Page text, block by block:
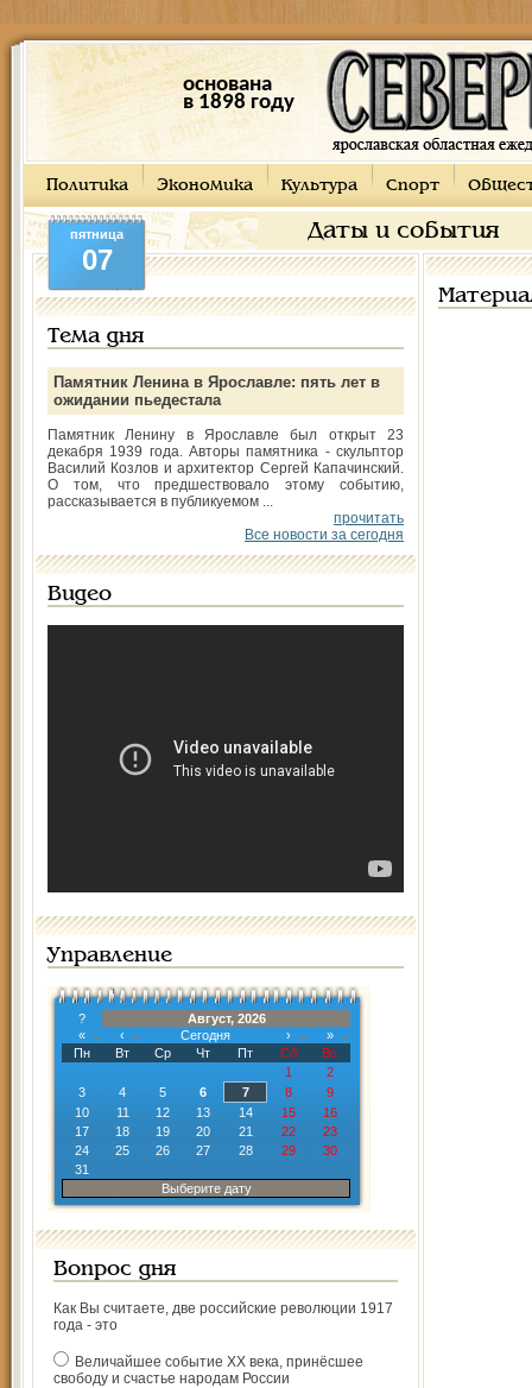
основана
в 1898 году
Политика Экономика Культура Спорт
Даты и события
пятница
07
Тема дня
Памятник Ленина в Ярославле: пять лет в
ожидании пьедестала
Памятник Ленину в Ярославле был открыт 23
декабря 1939 года. Авторы памятника - скульптор
Василий Козлов и архитектор Сергей Капачинский.
О том, что предшествовало этому событию,
рассказывается в публикуемом ...
прочитать
Все новости за сегодня
Видео
Управление
?
Август, 2026
«
‹ Сегодня ›
»
Пн
Вт Ср Чт Пт Сб
Вс
1
2
3
4 5 6 7 8
9
10
11 12 13 14 15
16
17
18 19 20 21 22
23
24
25 26 27 28 29
30
31
Выберите дату
Вопрос дня
Как Вы считаете, две российские революции 1917
года - это
Величайшее событие ХХ века, принёсшее
свободу и счастье народам России